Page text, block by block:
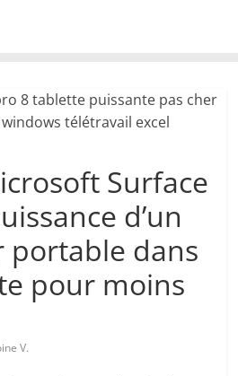
Surface
d’un
dans
pour moins
V.